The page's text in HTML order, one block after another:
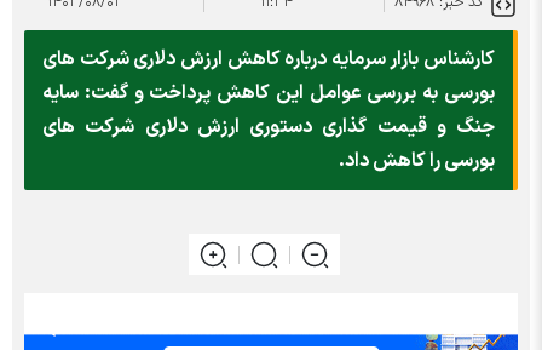
کارشناس بازار سرمایه درباره کاهش ارزش دلاری شرکت های
بورسی به بررسی عوامل این کاهش پرداخت و گفت: سایه
جنگ و قیمت گذاری دستوری ارزش دلاری شرکت های
بورسی را کاهش داد.